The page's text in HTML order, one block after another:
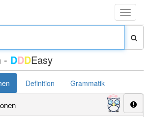
Toggle
- DDDEasy
Definition Grammatik